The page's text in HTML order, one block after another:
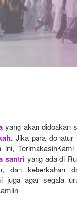
yang akan didoakan
. Jika para donatur
TerimakasihKami
santri yang ada di
dan keberkahan
juga agar segala